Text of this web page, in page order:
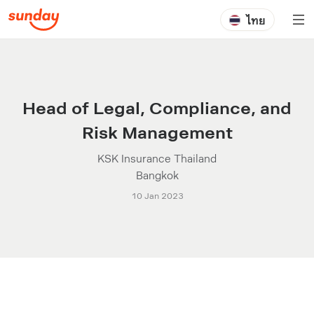
ไทย
Head of Legal, Compliance, and
Risk Management
KSK Insurance Thailand
Bangkok
10 Jan 2023